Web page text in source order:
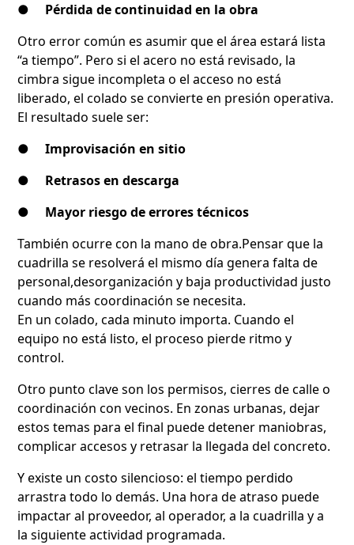
● Pérdida de continuidad en la obra
Otro error común es asumir que el área estará lista
“a tiempo”. Pero si el acero no está revisado, la
cimbra sigue incompleta o el acceso no está
liberado, el colado se convierte en presión operativa.
El resultado suele ser:
●Improvisación en sitio
● Retrasos en descarga
● Mayor riesgo de errores técnicos
También ocurre con la mano de obra.Pensar que la
cuadrilla se resolverá el mismo día genera falta de
personal,desorganización y baja productividad justo
cuando más coordinación se necesita.
En un colado, cada minuto importa. Cuando el
equipo no está listo, el proceso pierde ritmo y
control.
Otro punto clave son los permisos, cierres de calle o
coordinación con vecinos. En zonas urbanas, dejar
estos temas para el final puede detener maniobras,
complicar accesos y retrasar la llegada del concreto.
Y existe un costo silencioso: el tiempo perdido
arrastra todo lo demás. Una hora de atraso puede
impactar al proveedor, al operador, a la cuadrilla y a
la siguiente actividad programada.